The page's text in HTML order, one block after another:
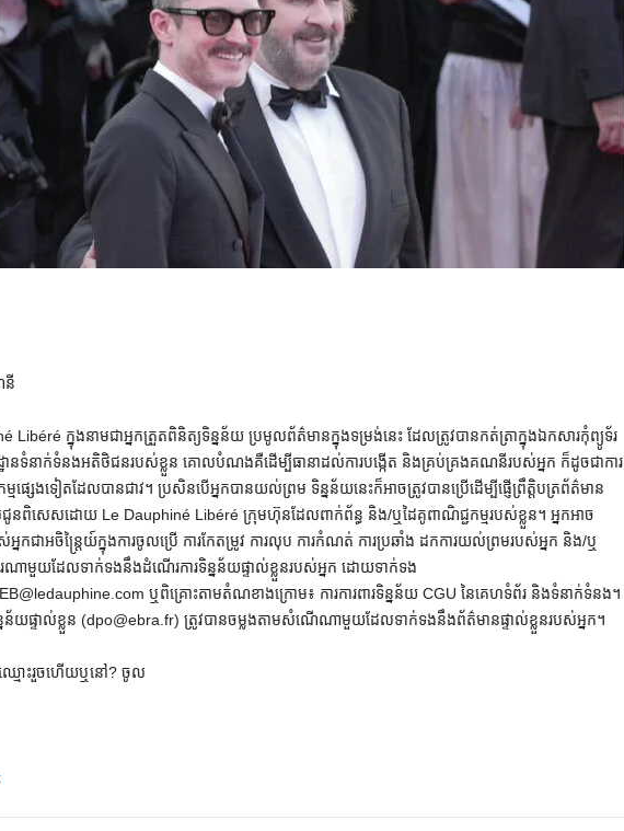
នី
Libéré ក្នុងនាមជាអ្នកត្រួតពិនិត្យទិន្នន័យ ប្រមូលព័ត៌មានក្នុងទម្រង់នេះ ដែលត្រូវបានកត់ត្រាក្នុងឯកសារកុំព្យូទ័រ
នទំនាក់ទំនងអតិថិជនរបស់ខ្លួន គោលបំណងគឺដើម្បីធានាដល់ការបង្កើត និងគ្រប់គ្រងគណនីរបស់អ្នក ក៏ដូចជាការ
ម្មផ្សេងទៀតដែលបានជាវ។ ប្រសិនបើអ្នកបានយល់ព្រម ទិន្នន័យនេះក៏អាចត្រូវបានប្រើដើម្បីផ្ញើព្រឹត្តិបត្រព័ត៌មាន
ជូនពិសេសដោយ Le Dauphiné Libéré ក្រុមហ៊ុនដែលពាក់ព័ន្ធ និង/ឬដៃគូពាណិជ្ជកម្មរបស់ខ្លួន។ អ្នកអាច
អ្នកជាអចិន្ត្រៃយ៍ក្នុងការចូលប្រើ ការកែតម្រូវ ការលុប ការកំណត់ ការប្រឆាំង ដកការយល់ព្រមរបស់អ្នក និង/ឬ
ាមួយដែលទាក់ទងនឹងដំណើរការទិន្នន័យផ្ទាល់ខ្លួនរបស់អ្នក ដោយទាក់ទង
ឬពិគ្រោះតាមតំណខាងក្រោម៖ ការការពារទិន្នន័យ CGU នៃគេហទំព័រ និងទំនាក់ទំនង។
ទិន្នន័យផ្ទាល់ខ្លួន (dpo@ebra.fr) ត្រូវបានចម្លងតាមសំណើណាមួយដែលទាក់ទងនឹងព័ត៌មានផ្ទាល់ខ្លួនរបស់អ្នក។
ឈ្មោះរួចហើយឬនៅ? ចូល